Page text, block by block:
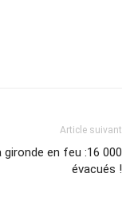
Article suivant
gironde en feu :16 000
évacués !